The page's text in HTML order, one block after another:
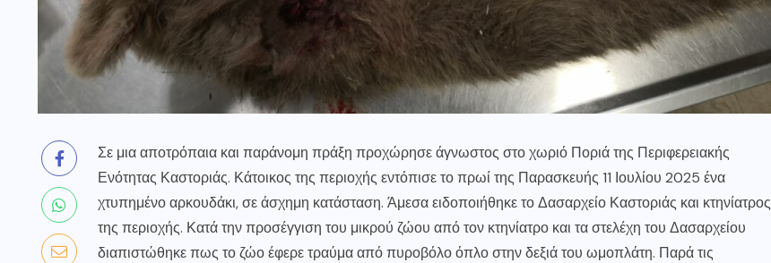
Σε μια αποτρόπαια και παράνομη πράξη προχώρησε άγνωστος στο χωριό Ποριά της Περιφερειακής
Ενότητας Καστοριάς. Κάτοικος της περιοχής εντόπισε το πρωί της Παρασκευής 11 Ιουλίου 2025 ένα
χτυπημένο αρκουδάκι, σε άσχημη κατάσταση. Άμεσα ειδοποιήθηκε το Δασαρχείο Καστοριάς και κτηνίατρος
της περιοχής. Κατά την προσέγγιση του μικρού ζώου από τον κτηνίατρο και τα στελέχη του Δασαρχείου
διαπιστώθηκε πως το ζώο έφερε τραύμα από πυροβόλο όπλο στην δεξιά του ωμοπλάτη. Παρά τις